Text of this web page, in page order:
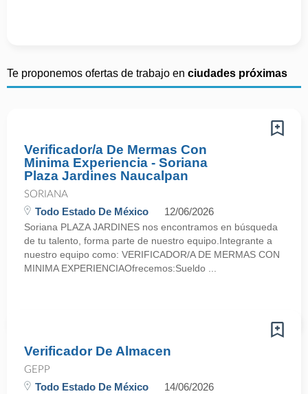
Te proponemos ofertas de trabajo en ciudades próximas
Verificador/a De Mermas Con
Minima Experiencia - Soriana
Plaza Jardines Naucalpan
SORIANA
Todo Estado De México 12/06/2026
Soriana PLAZA JARDINES nos encontramos en búsqueda
de tu talento, forma parte de nuestro equipo.Integrante a
nuestro equipo como: VERIFICADOR/A DE MERMAS CON
MINIMA EXPERIENCIAOfrecemos:Sueldo ...
Verificador De Almacen
GEPP
Todo Estado De México 14/06/2026